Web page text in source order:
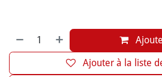
Ajouter à la liste